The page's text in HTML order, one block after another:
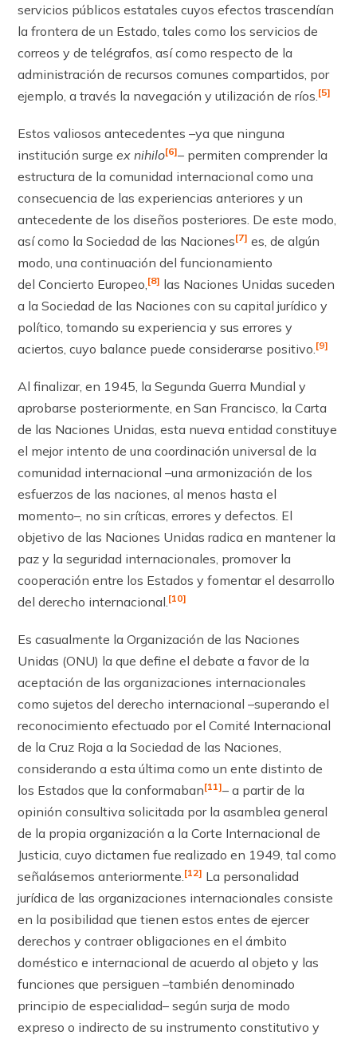
servicios públicos estatales cuyos efectos trascendían
la frontera de un Estado, tales como los servicios de
correos y de telégrafos, así como respecto de la
administración de recursos comunes compartidos, por
ejemplo, a través la navegación y utilización de ríos.[5]
Estos valiosos antecedentes –ya que ninguna
institución surgeex nihilo[6]– permiten comprender la
estructura de la comunidad internacional como una
consecuencia de las experiencias anteriores y un
antecedente de los diseños posteriores. De este mo­do,
así como la Sociedad de las Naciones[7] es, de algún
modo, una continuación del funcionamiento
del Concierto Europeo,[8] las Naciones Unidas suceden
a la Sociedad de las Naciones con su capital jurídico y
político, tomando su experiencia y sus errores y
aciertos, cuyo balance puede considerarse positivo.[9]
Al finalizar, en 1945, la Segunda Guerra Mundial y
aprobarse posteriormente, en San Francisco, la Carta
de las Naciones Unidas, esta nueva entidad constituye
el mejor intento de una coordinación universal de la
comunidad internacional –una armonización de los
esfuerzos de las naciones, al menos hasta el
momento–, no sin críticas, errores y defectos. El
objetivo de las Naciones Unidas radica en mantener la
paz y la seguridad in­ternacionales, promover la
cooperación entre los Estados y fomentar el desarrollo
del derecho internacional.[10]
Es casualmente la Organización de las Naciones
Unidas (ONU) la que define el debate a favor de la
aceptación de las organizaciones internacionales
como sujetos del derecho internacional –superando el
reconocimiento efectuado por el Comité Inter­nacional
de la Cruz Roja a la Sociedad de las Naciones,
considerando a esta última como un ente distinto de
los Estados que la conformaban[11]– a partir de la
opinión consultiva solicitada por la asamblea general
de la propia organización a la Corte Internacional de
Justicia, cuyo dictamen fue realizado en 1949, tal como
señalásemos anteriormente.[12] La personalidad
jurídica de las organizaciones internacionales consiste
en la posibilidad que tienen estos entes de ejercer
derechos y contraer obligaciones en el ámbito
doméstico e internacional de acuerdo al objeto y las
funciones que persiguen –también denominado
principio de especialidad– según surja de modo
expreso o indirecto de su instrumento constitutivo y